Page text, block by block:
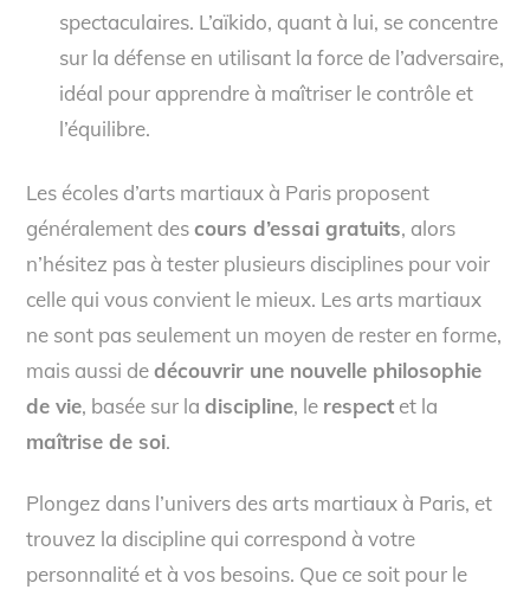
spectaculaires. L’aïkido, quant à lui, se concentre
sur la défense en utilisant la force de l’adversaire,
idéal pour apprendre à maîtriser le contrôle et
l’équilibre.
Les écoles d’arts martiaux à Paris proposent
généralement descours d’essai gratuits, alors
n’hésitez pas à tester plusieurs disciplines pour voir
celle qui vous convient le mieux. Les arts martiaux
ne sont pas seulement un moyen de rester en forme,
mais aussi dedécouvrir une nouvelle philosophie
de vie, basée sur ladiscipline, le respect et la
maîtrise de soi.
Plongez dans l’univers des arts martiaux à Paris, et
trouvez la discipline qui correspond à votre
personnalité et à vos besoins. Que ce soit pour le